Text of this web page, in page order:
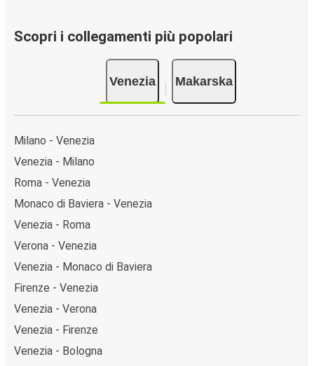
Scopri i collegamenti più popolari
Venezia Makarska
Milano - Venezia
Venezia - Milano
Roma - Venezia
Monaco di Baviera - Venezia
Venezia - Roma
Verona - Venezia
Venezia - Monaco di Baviera
Firenze - Venezia
Venezia - Verona
Venezia - Firenze
Venezia - Bologna